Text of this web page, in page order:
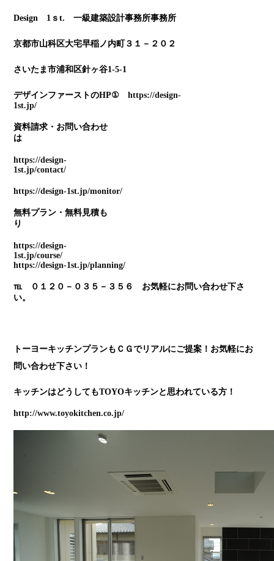
Design 1ｓt. 一級建築設計事務所事務所
京都市山科区大宅早稲ノ内町３１－２０２
さいたま市浦和区針ヶ谷1-5-1
デザインファーストのHP①https://design-
1st.jp/
資料請求・お問い合わせ
https://design-
1st.jp/contact/
https://design-1st.jp/monitor/
無料プラン・無料見積も
https://design-
1st.jp/course/
https://design-1st.jp/planning/
℡ ０１２０－０３５－３５６ お気軽にお問い合わせ下さ
い。
トーヨーキッチンプランもＣＧでリアルにご提案！お気軽にお
問い合わせ下さい！
キッチンはどうしてもTOYOキッチンと思われている方！
http://www.toyokitchen.co.jp/